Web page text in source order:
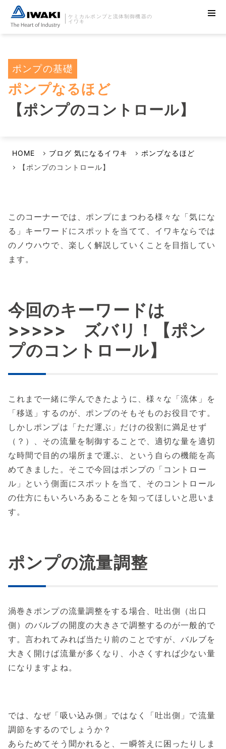
ケミカルポンプと流体制御機器の
イワキ
ポンプの基礎
ポンプなるほど
【ポンプのコントロール】
HOME ブログ 気になるイワキ
ポンプなるほど
【ポンプのコントロール】
このコーナーでは、ポンプにまつわる様々な「気にな
る」キーワードにスポットを当てて、イワキならでは
のノウハウで、楽しく解説していくことを目指してい
ます。
今回のキーワードは
>>>>> ズバリ！【ポン
プのコントロール】
これまで一緒に学んできたように、様々な「流体」を
「移送」するのが、ポンプのそもそものお役目です。
しかしポンプは「ただ運ぶ」だけの役割に満足せず
（？）、その流量を制御することで、適切な量を適切
な時間で目的の場所まで運ぶ、という自らの機能を高
めてきました。そこで今回はポンプの「コントロー
ル」という側面にスポットを当て、そのコントロール
の仕方にもいろいろあることを知ってほしいと思いま
す。
ポンプの流量調整
渦巻きポンプの流量調整をする場合、吐出側（出口
側）のバルブの開度の大きさで調整するのが一般的で
す。言われてみれば当たり前のことですが、バルブを
大きく開けば流量が多くなり、小さくすれば少ない量
になりますよね。
では、なぜ「吸い込み側」ではなく「吐出側」で流量
調節をするのでしょうか？
あらためてそう聞かれると、一瞬答えに困ったりしま